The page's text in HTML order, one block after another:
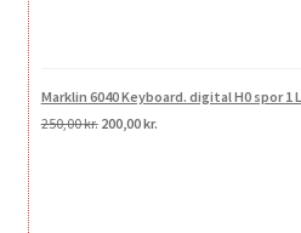
Marklin 6040 Keyboard. digital H0 spor
250,00kr. Den
200,00kr.Den